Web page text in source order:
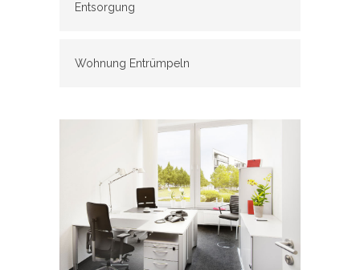
Entsorgung
Wohnung Entrümpeln